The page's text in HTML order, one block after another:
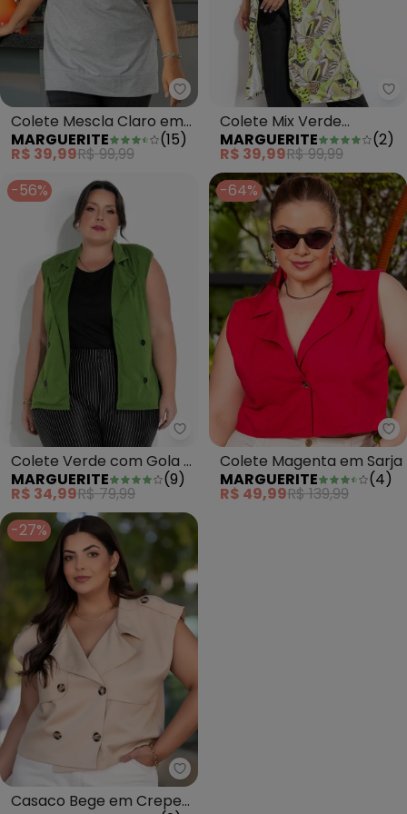
Marguerite - Colete Mescla
Colete Mescla Claro em
Moletinho
MARGUERITE (15)
R$ 39,99R$ 99,99
Colete Mix Verde
Alongado com Gola Plus
Size
MARGUERITE (2)
R$ 39,99R$ 99,99
-56%
Marguerite - Colete Verde com
Colete Verde com Gola e
Botões Plus Size
MARGUERITE (9)
R$ 34,99R$ 79,99
-64%
Colete Magenta em Sarja
MARGUERITE
(4)
R$ 49,99R$ 139,99
-27%
Marguerite - Casaco Bege em
Casaco Bege em Crepe